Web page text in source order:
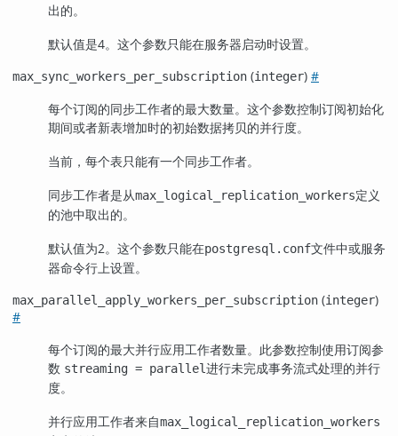
出的。
默认值是4。这个参数只能在服务器启动时设置。
max_sync_workers_per_subscription (integer) #
每个订阅的同步工作者的最大数量。这个参数控制订阅初始化
期间或者新表增加时的初始数据拷贝的并行度。
当前，每个表只能有一个同步工作者。
同步工作者是从max_logical_replication_workers定义
的池中取出的。
默认值为2。这个参数只能在postgresql.conf文件中或服务
器命令行上设置。
max_parallel_apply_workers_per_subscription (integer)
#
每个订阅的最大并行应用工作者数量。此参数控制使用订阅参
数 streaming = parallel进行未完成事务流式处理的并行
度。
并行应用工作者来自max_logical_replication_workers